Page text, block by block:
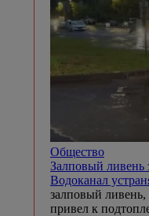
Общество
Залповый ливень
Водоканал
залповый
привел к